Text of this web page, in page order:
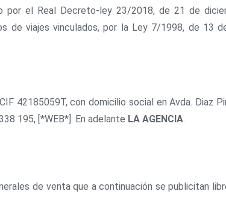
por el Real Decreto-ley 23/2018, de 21 de
de viajes vinculados, por la Ley 7/1998, de 13
42185059T, con domicilio social en Avda. Diaz
195, [*WEB*]. En adelante LA AGENCIA.
de venta que a continuación se publicitan